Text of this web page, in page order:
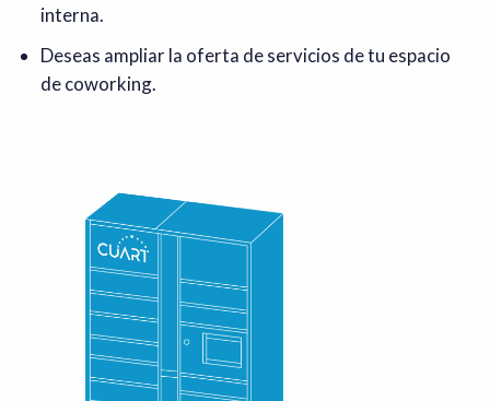
interna.
Deseas ampliar la oferta de servicios de tu espacio
de coworking.